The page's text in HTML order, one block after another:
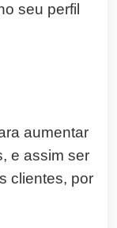
seu perfil
aumentar
e assim ser
clientes, por